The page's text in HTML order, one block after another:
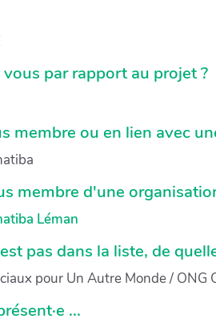
par rapport au projet ?
membre ou en lien avec
membre d'une
Léman
pas dans la liste, de
pour Un Autre Monde /
...